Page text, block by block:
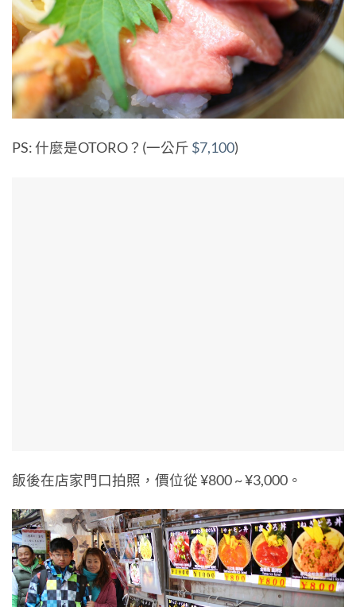
PS: 什麼是OTORO？(一公斤 $7,100)
飯後在店家門口拍照，價位從 ¥800 ~ ¥3,000。